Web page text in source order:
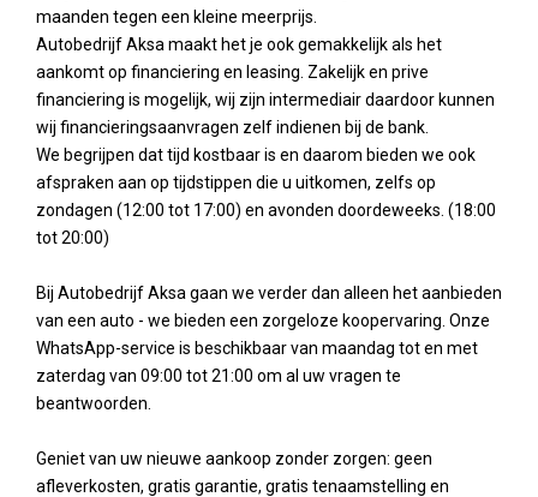
maanden tegen een kleine meerprijs.
Autobedrijf Aksa maakt het je ook gemakkelijk als het
aankomt op financiering en leasing. Zakelijk en prive
financiering is mogelijk, wij zijn intermediair daardoor kunnen
wij financieringsaanvragen zelf indienen bij de bank.
We begrijpen dat tijd kostbaar is en daarom bieden we ook
afspraken aan op tijdstippen die u uitkomen, zelfs op
zondagen (12:00 tot 17:00) en avonden doordeweeks. (18:00
tot 20:00)
Bij Autobedrijf Aksa gaan we verder dan alleen het aanbieden
van een auto - we bieden een zorgeloze koopervaring. Onze
WhatsApp-service is beschikbaar van maandag tot en met
zaterdag van 09:00 tot 21:00 om al uw vragen te
beantwoorden.
Geniet van uw nieuwe aankoop zonder zorgen: geen
afleverkosten, gratis garantie, gratis tenaamstelling en